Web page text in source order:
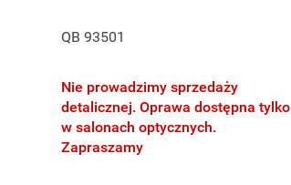
QB 93501
Nie prowadzimy sprzedaży
detalicznej. Oprawa dostępna tylko
w salonach optycznych.
Zapraszamy